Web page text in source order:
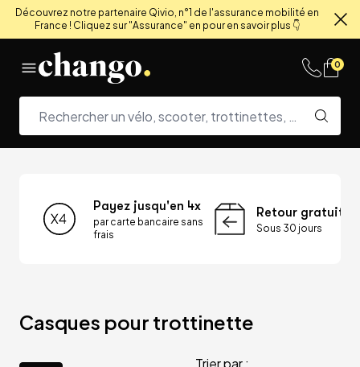
Découvrez notre partenaire Qivio, n°1 de l'assurance mobilité en
France ! Cliquez sur "Assurance" en pour en savoir plus 👇
0
Payez jusqu'en 4x
par carte bancaire sans
frais
Retour gratuit
Sous 30 jours
Casques pour trottinette
Trier par :